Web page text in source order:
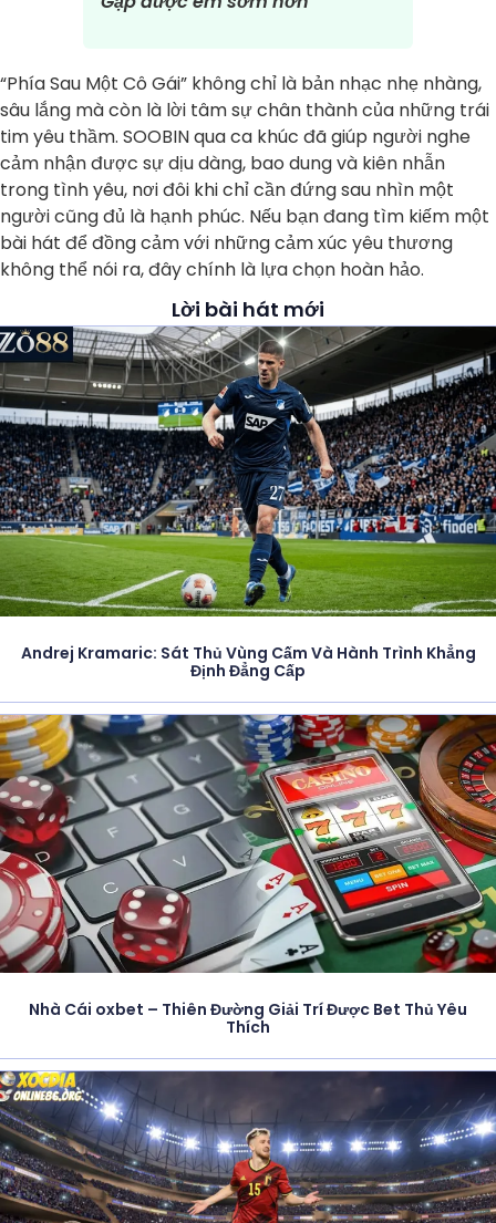
“Phía Sau Một Cô Gái” không chỉ là bản nhạc nhẹ nhàng,
sâu lắng mà còn là lời tâm sự chân thành của những trái
tim yêu thầm. SOOBIN qua ca khúc đã giúp người nghe
cảm nhận được sự dịu dàng, bao dung và kiên nhẫn
trong tình yêu, nơi đôi khi chỉ cần đứng sau nhìn một
người cũng đủ là hạnh phúc. Nếu bạn đang tìm kiếm một
bài hát để đồng cảm với những cảm xúc yêu thương
không thể nói ra, đây chính là lựa chọn hoàn hảo.
Lời bài hát mới
Andrej Kramaric: Sát Thủ Vùng Cấm Và Hành Trình Khẳng
Định Đẳng Cấp
Nhà Cái oxbet – Thiên Đường Giải Trí Được Bet Thủ Yêu
Thích